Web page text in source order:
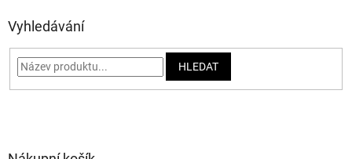
Vyhledávání
HLEDAT